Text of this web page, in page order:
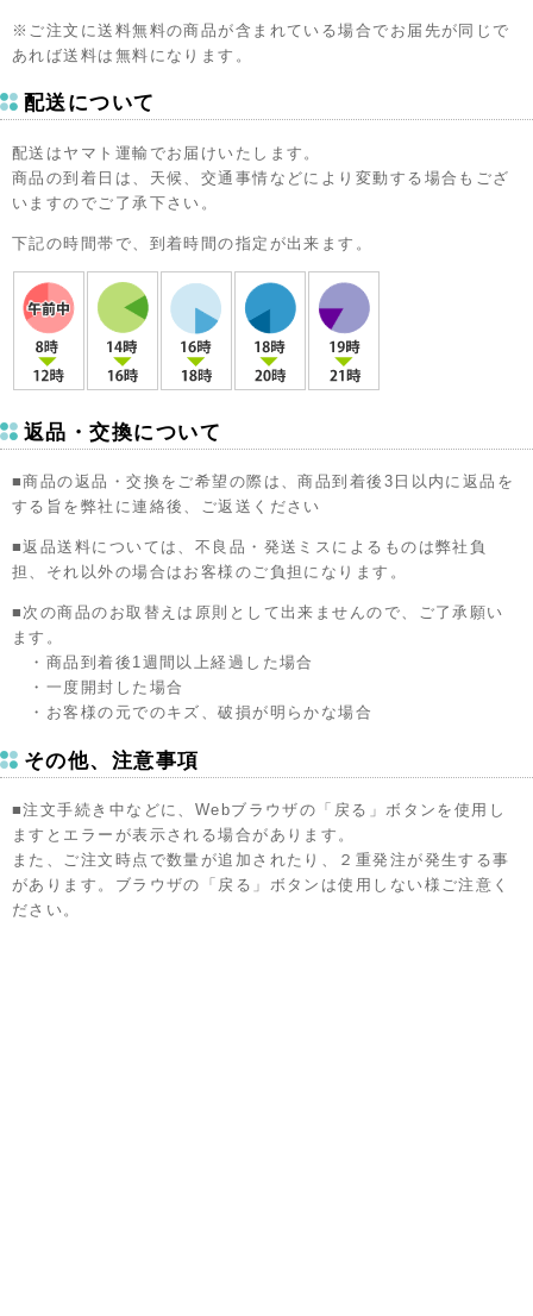
※ご注文に送料無料の商品が含まれている場合でお届先が同じで
あれば送料は無料になります。
配送について
配送はヤマト運輸でお届けいたします。
商品の到着日は、天候、交通事情などにより変動する場合もござ
いますのでご了承下さい。
下記の時間帯で、到着時間の指定が出来ます。
返品・交換について
■商品の返品・交換をご希望の際は、商品到着後3日以内に返品を
する旨を弊社に連絡後、ご返送ください
■返品送料については、不良品・発送ミスによるものは弊社負
担、それ以外の場合はお客様のご負担になります。
■次の商品のお取替えは原則として出来ませんので、ご了承願い
ます。
・商品到着後1週間以上経過した場合
・一度開封した場合
・お客様の元でのキズ、破損が明らかな場合
その他、注意事項
■注文手続き中などに、Webブラウザの「戻る」ボタンを使用し
ますとエラーが表示される場合があります。
また、ご注文時点で数量が追加されたり、２重発注が発生する事
があります。ブラウザの「戻る」ボタンは使用しない様ご注意く
ださい。